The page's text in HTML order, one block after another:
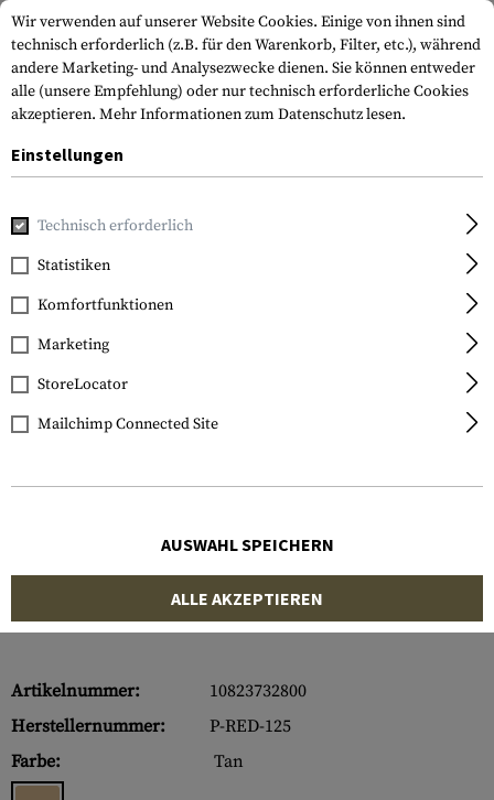
Home Tactical Gear RED
Blue Force Gear
RED Rapid Emergency
Detachment Swivel 1.25
Inch
Artikelnummer:
10823732800
Herstellernummer:
P-RED-125
Farbe:
Tan
Wir verwenden auf unserer Website Cookies. Einige von ihnen sind
technisch erforderlich (z.B. für den Warenkorb, Filter, etc.), während
andere Marketing- und Analysezwecke dienen. Sie können entweder
alle (unsere Empfehlung) oder nur technisch erforderliche Cookies
akzeptieren. Mehr Informationen zum Datenschutz lesen.
Einstellungen
Technisch erforderlich
Statistiken
Komfortfunktionen
Marketing
StoreLocator
Mailchimp Connected Site
AUSWAHL SPEICHERN
ALLE AKZEPTIEREN